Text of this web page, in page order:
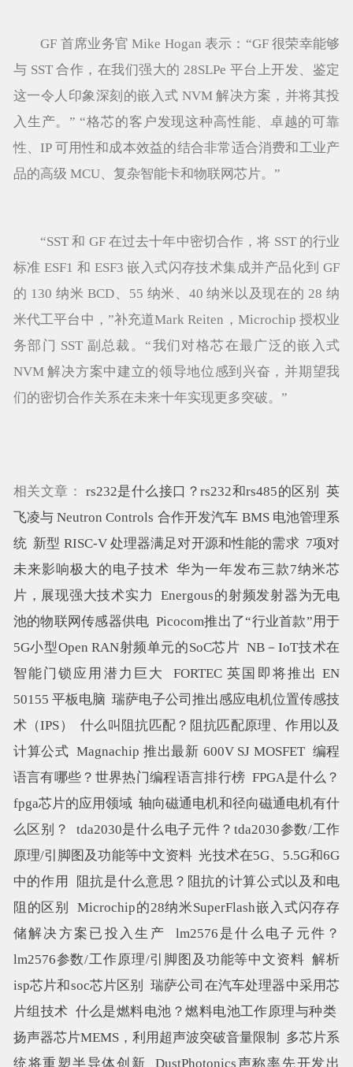
GF 首席业务官 Mike Hogan 表示：“GF 很荣幸能够
与 SST 合作，在我们强大的 28SLPe 平台上开发、鉴定
这一令人印象深刻的嵌入式 NVM 解决方案，并将其投
入生产。” “格芯的客户发现这种高性能、卓越的可靠
性、IP 可用性和成本效益的结合非常适合消费和工业产
品的高级 MCU、复杂智能卡和物联网芯片。”
“SST 和 GF 在过去十年中密切合作，将 SST 的行业
标准 ESF1 和 ESF3 嵌入式闪存技术集成并产品化到 GF
的 130 纳米 BCD、55 纳米、40 纳米以及现在的 28 纳
米代工平台中，”补充道Mark Reiten，Microchip 授权业
务部门 SST 副总裁。“我们对格芯在最广泛的嵌入式
NVM 解决方案中建立的领导地位感到兴奋，并期望我
们的密切合作关系在未来十年实现更多突破。”
相关文章： rs232是什么接口？rs232和rs485的区别
英
飞凌与 Neutron Controls 合作开发汽车 BMS 电池管理系
统 新型 RISC-V 处理器满足对开源和性能的需求 7项对
未来影响极大的电子技术 华为一年发布三款7纳米芯
片，展现强大技术实力
Energous的射频发射器为无电
池的物联网传感器供电 Picocom推出了“行业首款”用于
5G小型Open RAN射频单元的SoC芯片 NB－IoT技术在
智能门锁应用潜力巨大
FORTEC 英国即将推出 EN
50155 平板电脑 瑞萨电子公司推出感应电机位置传感技
术（IPS）
什么叫阻抗匹配？阻抗匹配原理、作用以及
计算公式 Magnachip 推出最新 600V SJ MOSFET 编程
语言有哪些？世界热门编程语言排行榜 FPGA是什么？
fpga芯片的应用领域 轴向磁通电机和径向磁通电机有什
么区别？
tda2030是什么电子元件？tda2030参数/工作
原理/引脚图及功能等中文资料 光技术在5G、5.5G和6G
中的作用
阻抗是什么意思？阻抗的计算公式以及和电
阻的区别
Microchip的28纳米SuperFlash嵌入式闪存存
储解决方案已投入生产
lm2576是什么电子元件？
lm2576参数/工作原理/引脚图及功能等中文资料 解析
isp芯片和soc芯片区别
瑞萨公司在汽车处理器中采用芯
片组技术 什么是燃料电池？燃料电池工作原理与种类
扬声器芯片MEMS，利用超声波突破音量限制
多芯片系
统将重塑半导体创新
DustPhotonics声称率先开发出